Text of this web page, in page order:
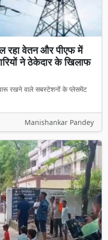
रहा वेतन और पीएफ में
ने ठेकेदार के खिलाफ
रखने वाले सबस्टेशनों के प्लेसमेंट
Manishankar Pandey